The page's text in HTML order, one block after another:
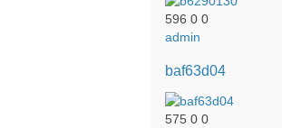
596 0 0
admin
baf63d04
575 0 0